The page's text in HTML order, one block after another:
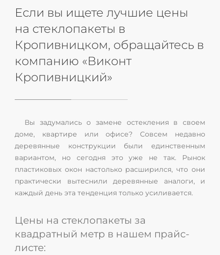
Если вы ищете лучшие цены
на стеклопакеты в
Кропивницком, обращайтесь в
компанию «Виконт
Кропивницкий»
Вы задумались о замене остекления в своем
доме, квартире или офисе? Совсем недавно
деревянные конструкции были единственным
вариантом, но сегодня это уже не так. Рынок
пластиковых окон настолько расширился, что они
практически вытеснили деревянные аналоги, и
каждый день эта тенденция только усиливается.
Цены на стеклопакеты за
квадратный метр в нашем прайс-
листе: